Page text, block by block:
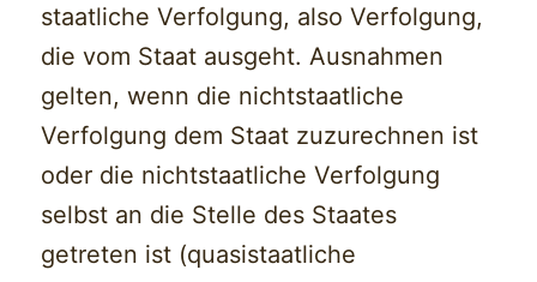
staatliche Verfolgung, also Verfolgung,
die vom Staat ausgeht. Ausnahmen
gelten, wenn die nichtstaatliche
Verfolgung dem Staat zuzurechnen ist
oder die nichtstaatliche Verfolgung
selbst an die Stelle des Staates
getreten ist (quasistaatliche